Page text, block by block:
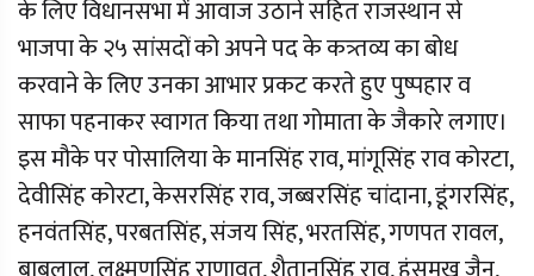
के लिए विधानसभा में आवाज उठाने सहित राजस्थान से
भाजपा के २५ सांसदों को अपने पद के कत्र्तव्य का बोध
करवाने के लिए उनका आभार प्रकट करते हुए पुष्पहार व
साफा पहनाकर स्वागत किया तथा गोमाता के जैकारे लगाए।
इस मौके पर पोसालिया के मानसिंह राव, मांगूसिंह राव कोरटा,
देवीसिंह कोरटा, केसरसिंह राव, जब्बरसिंह चांदाना, डूंगरसिंह,
हनवंतसिंह, परबतसिंह, संजय सिंह, भरतसिंह, गणपत रावल,